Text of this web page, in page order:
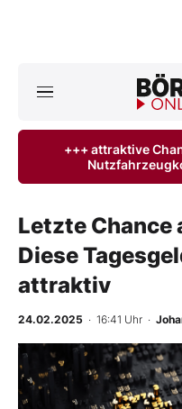
Anlageprodukte
Finanz-Check
Abo & Shop
Experten
Mein B:O
+++ attraktive
Letzte Chance
Diese
attraktiv
24.02.2025 · 16:41 Uhr ·